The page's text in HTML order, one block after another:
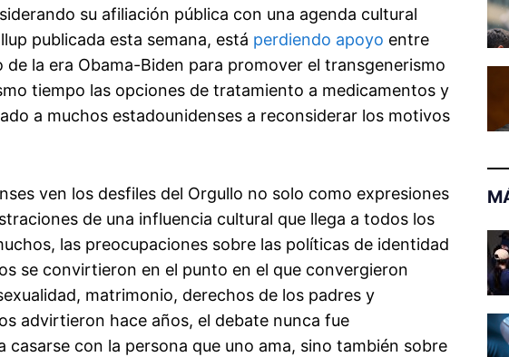
su afiliación pública con una agenda cultural
publicada esta semana, está perdiendo apoyo entre
de la era Obama-Biden para promover el transgenerismo
tiempo las opciones de tratamiento a medicamentos y
a muchos estadounidenses a reconsiderar los motivos
ven los desfiles del Orgullo no solo como expresiones
de una influencia cultural que llega a todos los
las preocupaciones sobre las políticas de identidad
se convirtieron en el punto en el que convergieron
matrimonio, derechos de los padres y
advirtieron hace años, el debate nunca fue
casarse con la persona que uno ama, sino también sobre